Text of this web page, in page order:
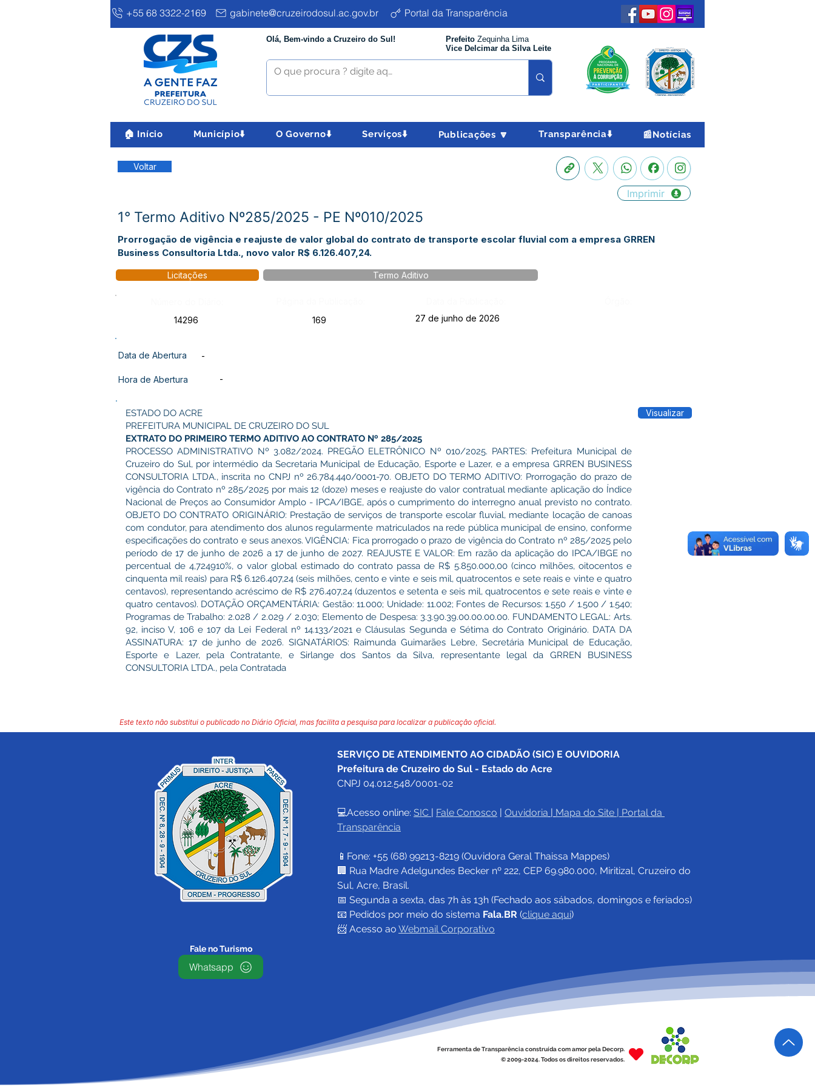
+55 68 3322-2169 gabinete@cruzeirodosul.ac.gov.br Portal da Transparência
Olá, Bem-vindo a Cruzeiro do Sul! Prefeito Zequinha Lima
Vice Delcimar da Silva Leite
🏠 Início Município⬇️ O Governo⬇️ Serviços⬇️ Publicações 🔽 Transparência⬇️ 📰Notícias
Voltar
Imprimir
1° Termo Aditivo Nº285/2025 - PE Nº010/2025
Prorrogação de vigência e reajuste de valor global do contrato de transporte escolar fluvial com a empresa GRREN
Business Consultoria Ltda., novo valor R$ 6.126.407,24.
Licitações Termo Aditivo
14296
169 27 de junho de 2026
Data de Abertura -
Hora de Abertura -
ESTADO DO ACRE
PREFEITURA MUNICIPAL DE CRUZEIRO DO SUL
EXTRATO DO PRIMEIRO TERMO ADITIVO AO CONTRATO Nº 285/2025
PROCESSO ADMINISTRATIVO Nº 3.082/2024. PREGÃO ELETRÔNICO Nº 010/2025. PARTES: Prefeitura Municipal de
Cruzeiro do Sul, por intermédio da Secretaria Municipal de Educação, Esporte e Lazer, e a empresa GRREN BUSINESS
CONSULTORIA LTDA., inscrita no CNPJ nº 26.784.440/0001-70. OBJETO DO TERMO ADITIVO: Prorrogação do prazo de
vigência do Contrato nº 285/2025 por mais 12 (doze) meses e reajuste do valor contratual mediante aplicação do Índice
Nacional de Preços ao Consumidor Amplo - IPCA/IBGE, após o cumprimento do interregno anual previsto no contrato.
OBJETO DO CONTRATO ORIGINÁRIO: Prestação de serviços de transporte escolar fluvial, mediante locação de canoas
com condutor, para atendimento dos alunos regularmente matriculados na rede pública municipal de ensino, conforme
especificações do contrato e seus anexos. VIGÊNCIA: Fica prorrogado o prazo de vigência do Contrato nº 285/2025 pelo
período de 17 de junho de 2026 a 17 de junho de 2027. REAJUSTE E VALOR: Em razão da aplicação do IPCA/IBGE no
percentual de 4,724910%, o valor global estimado do contrato passa de R$ 5.850.000,00 (cinco milhões, oitocentos e
cinquenta mil reais) para R$ 6.126.407,24 (seis milhões, cento e vinte e seis mil, quatrocentos e sete reais e vinte e quatro
centavos), representando acréscimo de R$ 276.407,24 (duzentos e setenta e seis mil, quatrocentos e sete reais e vinte e
quatro centavos). DOTAÇÃO ORÇAMENTÁRIA: Gestão: 11.000; Unidade: 11.002; Fontes de Recursos: 1.550 / 1.500 / 1.540;
Programas de Trabalho: 2.028 / 2.029 / 2.030; Elemento de Despesa: 3.3.90.39.00.00.00.00. FUNDAMENTO LEGAL: Arts.
92, inciso V, 106 e 107 da Lei Federal nº 14.133/2021 e Cláusulas Segunda e Sétima do Contrato Originário. DATA DA
ASSINATURA: 17 de junho de 2026. SIGNATÁRIOS: Raimunda Guimarães Lebre, Secretária Municipal de Educação,
Esporte e Lazer, pela Contratante, e Sirlange dos Santos da Silva, representante legal da GRREN BUSINESS
CONSULTORIA LTDA., pela Contratada
Visualizar
Este texto não substitui o publicado no Diário Oficial, mas facilita a pesquisa para localizar a publicação oficial.
SERVIÇO DE ATENDIMENTO AO CIDADÃO (SIC) E OUVIDORIA
Prefeitura de Cruzeiro do Sul - Estado do Acre
CNPJ 04.012.548/0001-02
💻Acesso online: SIC | Fale Conosco | Ouvidoria | Mapa do Site | Portal da
Transparência
📱Fone: +55 (68) 99213-8219 (Ouvidora Geral Thaissa Mappes)
🏢 Rua Madre Adelgundes Becker nº 222, CEP 69.980.000, Miritizal, Cruzeiro do
Sul, Acre, Brasil.
📅 Segunda a sexta, das 7h às 13h (Fechado aos sábados, domingos e feriados)
📧 Pedidos por meio do sistema Fala.BR (clique aqui)
📨 Acesso ao Webmail Corporativo
Fale no Turismo
Whatsapp
Ferramenta de Transparência construída com amor pela Decorp.
© 2009-2024. Todos os direitos reservados.